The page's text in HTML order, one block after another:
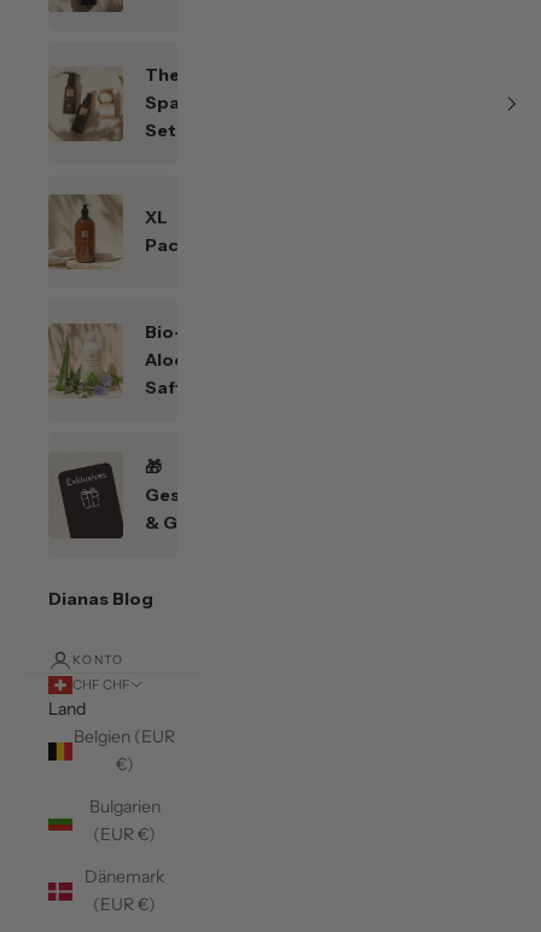
Themen-
Spar-
Sets
XL
Packungen
Bio-
Aloe
Saft
🎁
Geschenkefinder
& Gutscheine
Dianas Blog
KONTO
CHF CHF
Land
Belgien (EUR
€)
Bulgarien
(EUR €)
Dänemark
(EUR €)